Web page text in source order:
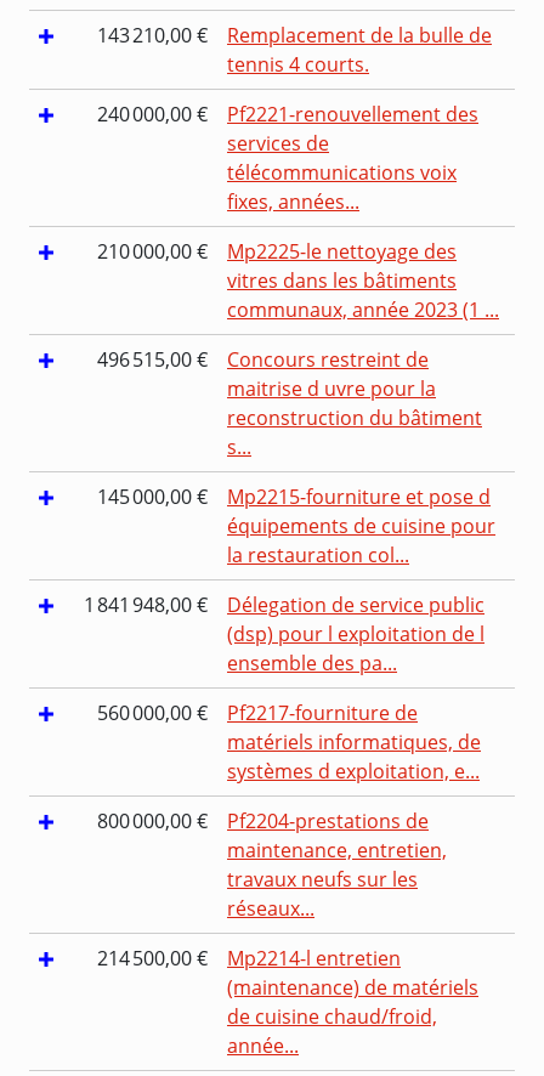
143 210,00 €
Remplacement de la bulle de
tennis 4 courts.
240 000,00 €
Pf2221-renouvellement des
services de
télécommunications voix
fixes, années...
210 000,00 €
Mp2225-le nettoyage des
vitres dans les bâtiments
communaux, année 2023 (1 ...
496 515,00 €
Concours restreint de
maitrise d uvre pour la
reconstruction du bâtiment
s...
145 000,00 €
Mp2215-fourniture et pose d
équipements de cuisine pour
la restauration col...
1 841 948,00 €
Délegation de service public
(dsp) pour l exploitation de l
ensemble des pa...
560 000,00 €
Pf2217-fourniture de
matériels informatiques, de
systèmes d exploitation, e...
800 000,00 €
Pf2204-prestations de
maintenance, entretien,
travaux neufs sur les
réseaux...
214 500,00 €
Mp2214-l entretien
(maintenance) de matériels
de cuisine chaud/froid,
année...